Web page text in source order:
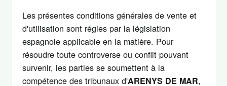
Les présentes conditions générales de vente et
d'utilisation sont régies par la législation
espagnole applicable en la matière. Pour
résoudre toute controverse ou conflit pouvant
survenir, les parties se soumettent à la
compétence des tribunaux d'ARENYS DE MAR,